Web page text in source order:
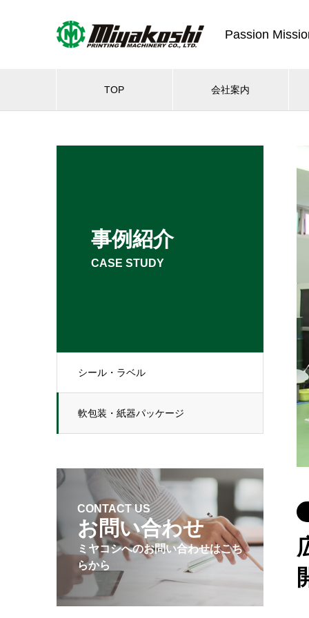
Passion
TOP 会社案内
事例紹介
CASE STUDY
シール・ラベル
軟包装・紙器パッケージ
CONTACT US
お問い合わせ
ミヤコシへのお問い合わせはこち
らから